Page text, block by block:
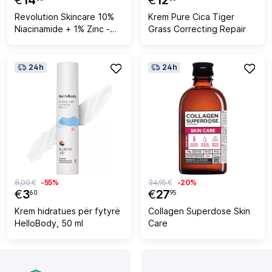
Revolution Skincare 10%
Niacinamide + 1% Zinc -
Krem Pure Cica Tiger
Grass Correcting Repair
24h
€360
8,00 € -55%
Krem hidratues për fytyrë
HelloBody, 50 ml
24h
€2795
34,95 € -20%
Collagen Superdose Skin
Care